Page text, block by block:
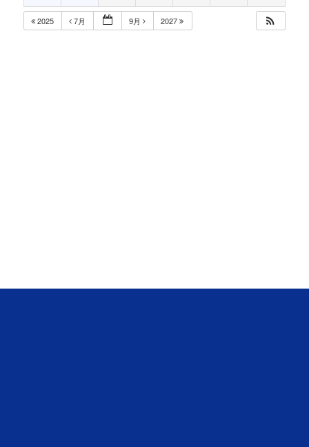
2025 7月 9月 2027